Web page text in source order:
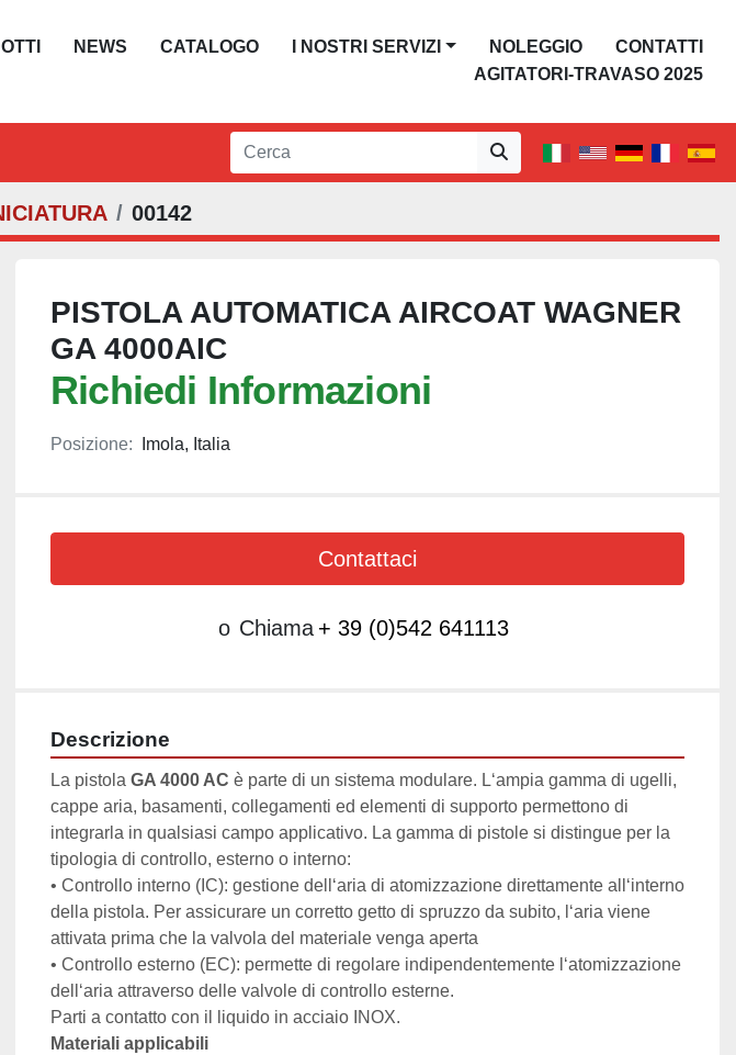
NEWS CATALOGO I NOSTRI SERVIZI NOLEGGIO
CONTATTI
AGITATORI-TRAVASO 2025
00142
PISTOLA AUTOMATICA AIRCOAT WAGNER
GA 4000AIC
Richiedi Informazioni
Posizione: Imola, Italia
Contattaci
o Chiama + 39 (0)542 641113
Descrizione
La pistola GA 4000 AC è parte di un sistema modulare. L‘ampia gamma di ugelli,
cappe aria, basamenti, collegamenti ed elementi di supporto permettono di
integrarla in qualsiasi campo applicativo. La gamma di pistole si distingue per la
tipologia di controllo, esterno o interno:
• Controllo interno (IC): gestione dell‘aria di atomizzazione direttamente all‘interno
della pistola. Per assicurare un corretto getto di spruzzo da subito, l‘aria viene
attivata prima che la valvola del materiale venga aperta
• Controllo esterno (EC): permette di regolare indipendentemente l‘atomizzazione
dell‘aria attraverso delle valvole di controllo esterne.
Parti a contatto con il liquido in acciaio INOX.
Materiali applicabili